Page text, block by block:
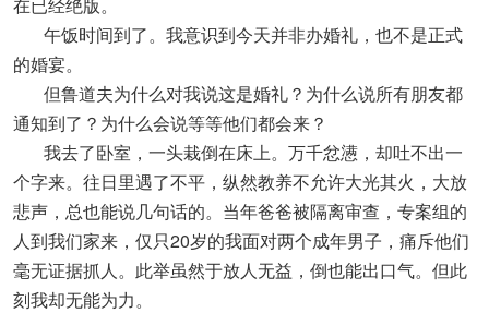
午饭时间到了。我意识到今天并非办婚礼，也不是正式
的婚宴。
但鲁道夫为什么对我说这是婚礼？为什么说所有朋友都
通知到了？为什么会说等等他们都会来？
我去了卧室，一头栽倒在床上。万千忿懑，却吐不出一
个字来。往日里遇了不平，纵然教养不允许大光其火，大放
悲声，总也能说几句话的。当年爸爸被隔离审查，专案组的
人到我们家来，仅只20岁的我面对两个成年男子，痛斥他们
毫无证据抓人。此举虽然于放人无益，倒也能出口气。但此
刻我却无能为力。